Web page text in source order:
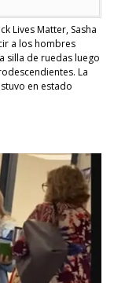
Lives Matter, Sasha
a los hombres
silla de ruedas luego
La
en estado